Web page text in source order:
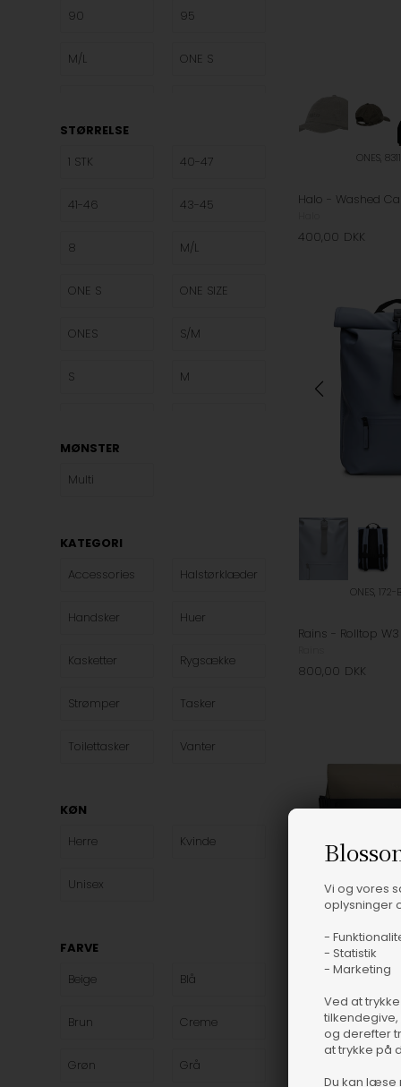
Vi og vores
oplysninger
-
- Statistik
- Marketing
Ved at
og derefter
at trykke på
Du kan læse
90 95
M/L ONE S
STØRRELSE
1 STK
40-47
41-46 43-45
8 M/L
ONE S ONE SIZE
ONES S/M
S M
MØNSTER
Multi
KATEGORI
Accessories
Halstørklæder
Handsker Huer
Kasketter Rygsække
Strømper Tasker
Toilettasker Vanter
KØN
Herre
Kvinde
Unisex
FARVE
Beige
Blå
Brun Creme
Grøn Grå
ONES,
400,00 DKK
ONES, 172-
800,00 DKK
ONES,
Rains